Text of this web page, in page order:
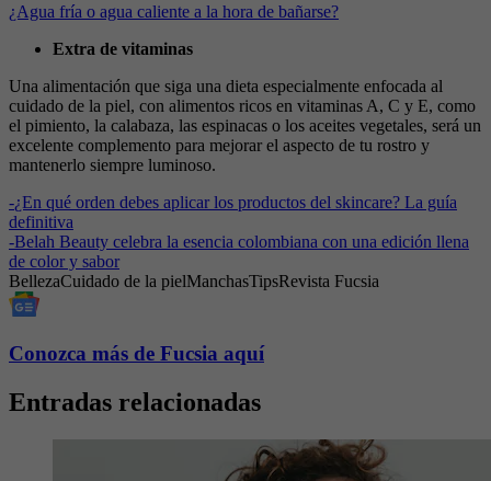
¿Agua fría o agua caliente a la hora de bañarse?
Extra de vitaminas
Una alimentación que siga una dieta especialmente enfocada al
cuidado de la piel, con alimentos ricos en vitaminas A, C y E, como
el pimiento, la calabaza, las espinacas o los aceites vegetales, será un
excelente complemento para mejorar el aspecto de tu rostro y
mantenerlo siempre luminoso.
-¿En qué orden debes aplicar los productos del skincare? La guía
definitiva
-Belah Beauty celebra la esencia colombiana con una edición llena
de color y sabor
BellezaCuidado de la pielManchasTipsRevista Fucsia
Conozca más de Fucsia aquí
Entradas relacionadas